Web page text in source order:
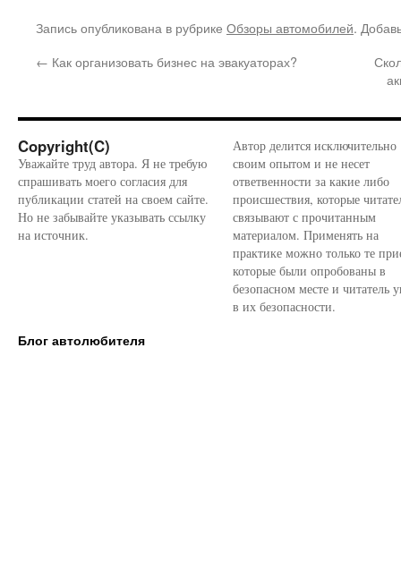
Запись опубликована в рубрике Обзоры автомобилей.
← Как организовать бизнес на эвакуаторах?
Copyright(C)
Уважайте труд автора. Я не требую
спрашивать моего согласия для
публикации статей на своем сайте.
Но не забывайте указывать ссылку
на источник.
Автор делится исключительно
своим опытом и не несет
ответвенности за какие либо
происшествия, которые
связывают с прочитанным
материалом. Применять на
практике можно только те
которые были опробованы в
безопасном месте и читатель
в их безопасности.
Блог автолюбителя